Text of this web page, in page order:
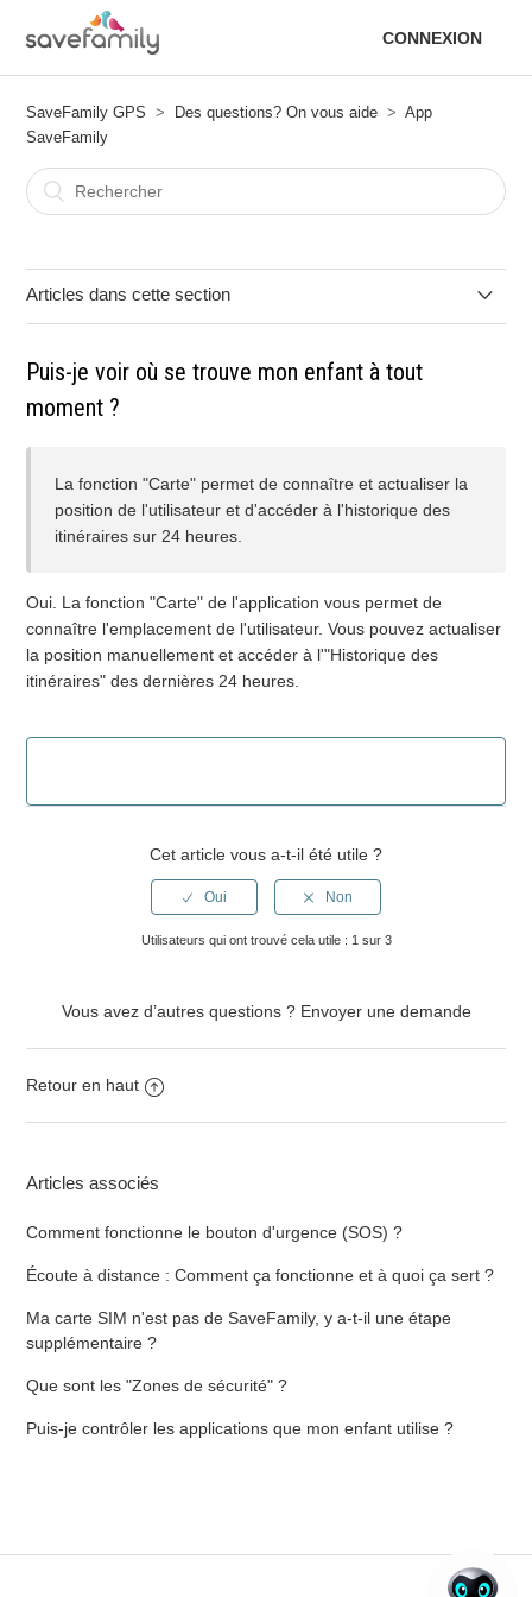
CONNEXION
SaveFamily GPS Des questions? On vous aide
App
SaveFamily
Articles dans cette section
J'ai oublié mon mot de passe de l'application, comment le
Puis-je contrôler les applications que mon enfant utilise ?
Que sont les "Zones de sécurité" ?
Puis-je voir où se trouve mon enfant à tout moment ?
Comment fonctionne le bouton d'urgence (SOS) ?
Que signifie être l'« administrateur » de la montre ?
Où puis-je trouver le code d'enregistrement (REGCODE) de
Puis-je voir où se trouve mon enfant à tout
moment ?
La fonction "Carte" permet de connaître et actualiser la
position de l'utilisateur et d'accéder à l'historique des
itinéraires sur 24 heures.
Oui. La fonction "Carte" de l'application vous permet de
connaître l'emplacement de l'utilisateur. Vous pouvez actualiser
la position manuellement et accéder à l'"Historique des
itinéraires" des dernières 24 heures.
Cet article vous a-t-il été utile ?
Utilisateurs qui ont trouvé cela utile : 1 sur 3
Vous avez d’autres questions ? Envoyer une demande
Retour en haut
Articles associés
Comment fonctionne le bouton d'urgence (SOS) ?
Écoute à distance : Comment ça fonctionne et à quoi ça sert ?
Ma carte SIM n'est pas de SaveFamily, y a-t-il une étape
supplémentaire ?
Que sont les "Zones de sécurité" ?
Puis-je contrôler les applications que mon enfant utilise ?